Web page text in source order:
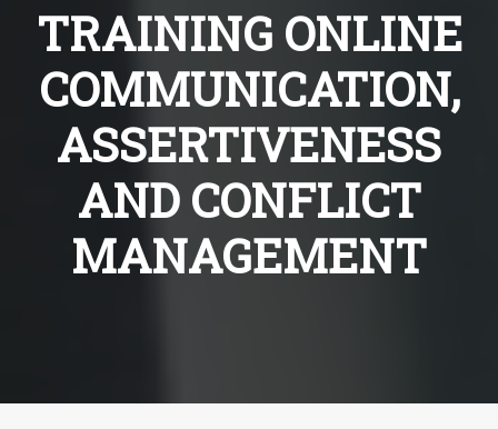
TRAINING ONLINE
COMMUNICATION,
ASSERTIVENESS
AND CONFLICT
MANAGEMENT